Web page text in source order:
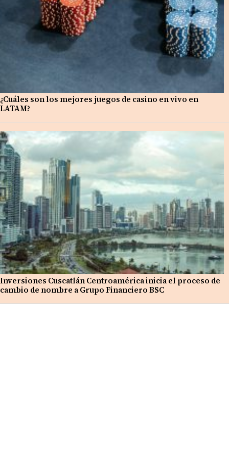
¿Cuáles son los mejores juegos de casino en vivo en
LATAM?
Inversiones Cuscatlán Centroamérica inicia el proceso de
cambio de nombre a Grupo Financiero BSC